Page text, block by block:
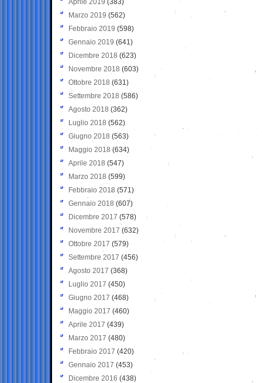
Aprile 2019 (383)
Marzo 2019 (562)
Febbraio 2019 (598)
Gennaio 2019 (641)
Dicembre 2018 (623)
Novembre 2018 (603)
Ottobre 2018 (631)
Settembre 2018 (586)
Agosto 2018 (362)
Luglio 2018 (562)
Giugno 2018 (563)
Maggio 2018 (634)
Aprile 2018 (547)
Marzo 2018 (599)
Febbraio 2018 (571)
Gennaio 2018 (607)
Dicembre 2017 (578)
Novembre 2017 (632)
Ottobre 2017 (579)
Settembre 2017 (456)
Agosto 2017 (368)
Luglio 2017 (450)
Giugno 2017 (468)
Maggio 2017 (460)
Aprile 2017 (439)
Marzo 2017 (480)
Febbraio 2017 (420)
Gennaio 2017 (453)
Dicembre 2016 (438)